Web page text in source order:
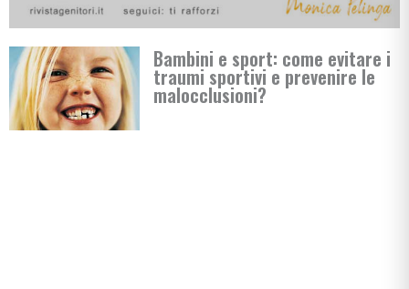
Bambini e sport: come evitare i
traumi sportivi e prevenire le
malocclusioni?